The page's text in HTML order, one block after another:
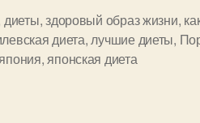
его
виды”
диеты,здоровый образ жизни,
диета,лучшие диеты,
,японская диета